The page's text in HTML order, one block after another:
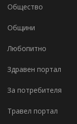
Общество
Общини
Любопитно
Здравен портал
За потребителя
Травел портал